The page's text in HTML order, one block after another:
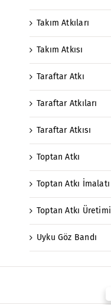
Takım Atkıları
Takım Atkısı
Taraftar Atkı
Taraftar Atkıları
Taraftar Atkısı
Toptan Atkı
Toptan Atkı İmalatı
Toptan Atkı Üretimi
Uyku Göz Bandı